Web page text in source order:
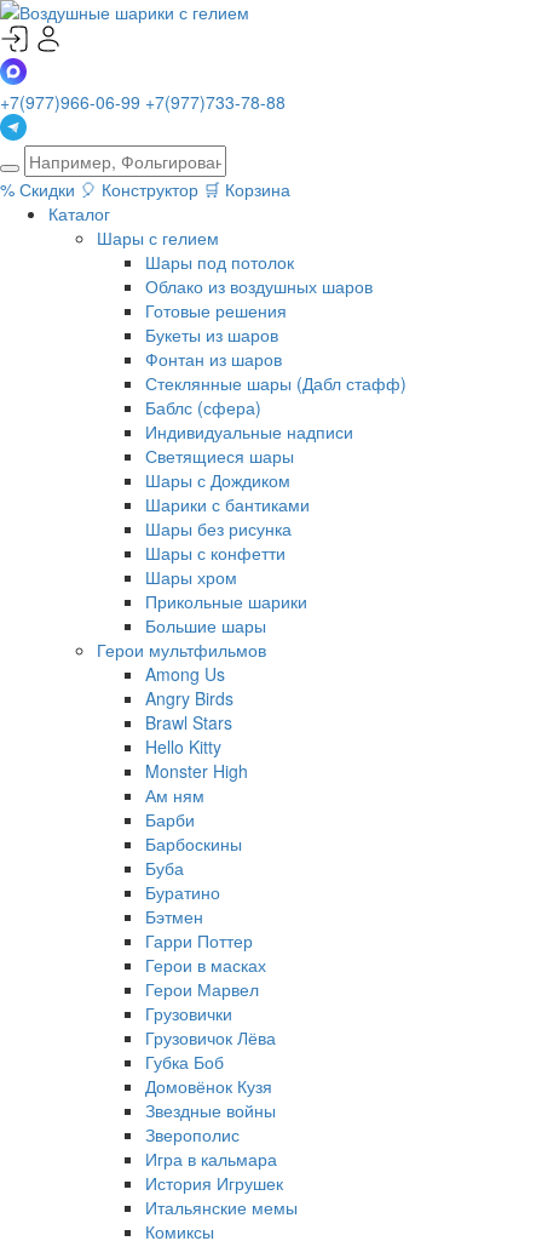
+7(977)966-06-99 +7(977)733-78-88
% Скидки 🎈 Конструктор 🛒 Корзина
Каталог
Шары с гелием
Шары под потолок
Облако из воздушных шаров
Готовые решения
Букеты из шаров
Фонтан из шаров
Стеклянные шары (Дабл стафф)
Баблс (сфера)
Индивидуальные надписи
Светящиеся шары
Шары с Дождиком
Шарики с бантиками
Шары без рисунка
Шары с конфетти
Шары хром
Прикольные шарики
Большие шары
Герои мультфильмов
Among Us
Angry Birds
Brawl Stars
Hello Kitty
Monster High
Ам ням
Барби
Барбоскины
Буба
Буратино
Бэтмен
Гарри Поттер
Герои в масках
Герои Марвел
Грузовички
Грузовичок Лёва
Губка Боб
Домовёнок Кузя
Звездные войны
Зверополис
Игра в кальмара
История Игрушек
Итальянские мемы
Комиксы